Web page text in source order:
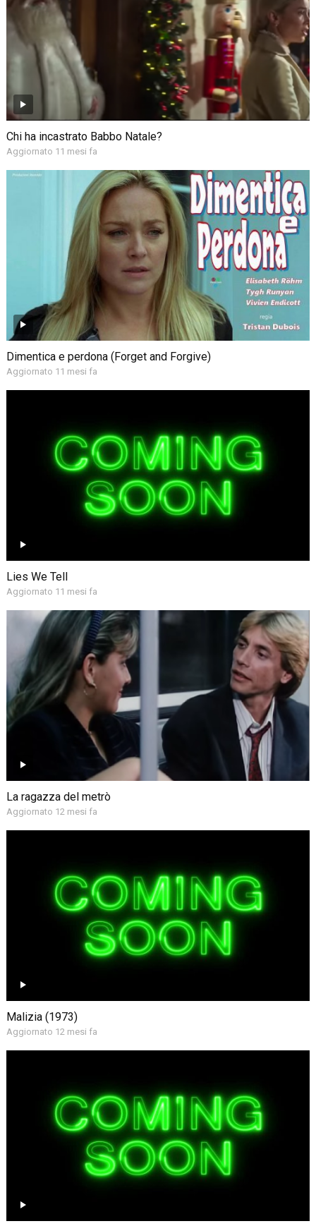
Chi ha incastrato Babbo Natale?
Aggiornato 11 mesi fa
Dimentica e perdona (Forget and Forgive)
Aggiornato 11 mesi fa
Lies We Tell
Aggiornato 11 mesi fa
La ragazza del metrò
Aggiornato 12 mesi fa
Malizia (1973)
Aggiornato 12 mesi fa